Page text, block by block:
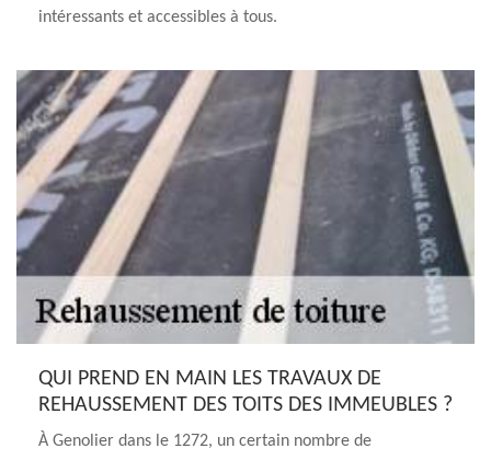
intéressants et accessibles à tous.
QUI PREND EN MAIN LES TRAVAUX DE
REHAUSSEMENT DES TOITS DES IMMEUBLES ?
À Genolier dans le 1272, un certain nombre de